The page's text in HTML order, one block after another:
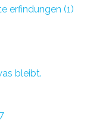
erfindungen (1)
bleibt.